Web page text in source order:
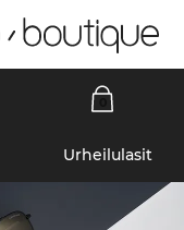
Urheilulasit